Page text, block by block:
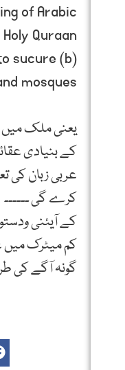
of Arabic
Quraan.
sucure
mosques.”
یعنی ملک میں
کے بنیادی
عربی زبان کی
کرے گی
کے آیئنی
کم میٹرک میں
گونہ آگے کی